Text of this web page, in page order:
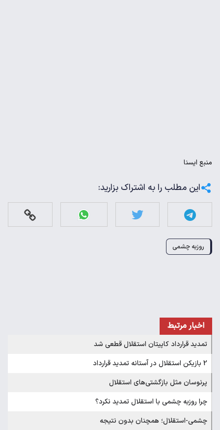
منبع ايسنا
این مطلب را به اشتراک بزارید:
روزبه چشمی
اخبار مرتبط
تمدید قرارداد کاپیتان استقلال قطعی شد
2 بازیکن استقلال در آستانه تمدید قرارداد
پرنوسان مثل بازگشتی‌های استقلال
چرا روزبه چشمی با استقلال تمدید نکرد؟
چشمی-استقلال؛ همچنان بدون نتیجه